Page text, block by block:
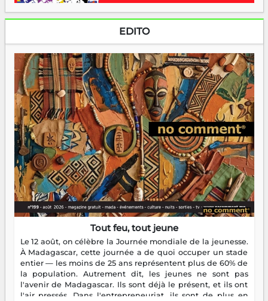
EDITO
Tout feu, tout jeune
Le 12 août, on célèbre la Journée mondiale de la jeunesse.
À Madagascar, cette journée a de quoi occuper un stade
entier — les moins de 25 ans représentent plus de 60% de
la population. Autrement dit, les jeunes ne sont pas
l'avenir de Madagascar. Ils sont déjà le présent, et ils ont
l'air pressés. Dans l'entrepreneuriat, ils sont de plus en